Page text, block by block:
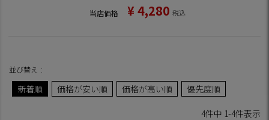
当店価格 ¥4,280 税込
並び替え
新着順 価格が安い順 価格が高い順 優先度順
4件中 1-4件表示